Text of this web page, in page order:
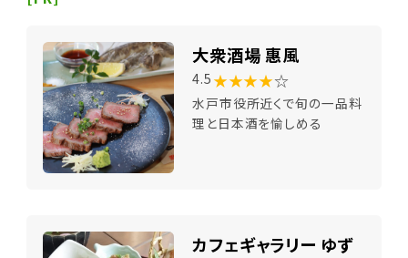
大衆酒場 惠風
4.5 ★★★★☆
水戸市役所近くで旬の一品料
理と日本酒を愉しめる
カフェギャラリー ゆず